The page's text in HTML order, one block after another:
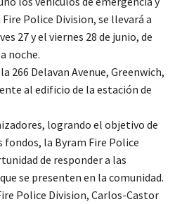
Police Division, se llevará a
27 y el viernes 28 de junio, de
noche.
266 Delavan Avenue, Greenwich,
al edificio de la estación de
logrando el objetivo de
la Byram Fire Police
de responder a las
se presenten en la comunidad.
Police Division, Carlos-Castor